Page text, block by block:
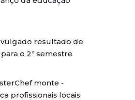
resultado de
o 2º semestre
monte -
profissionais locais